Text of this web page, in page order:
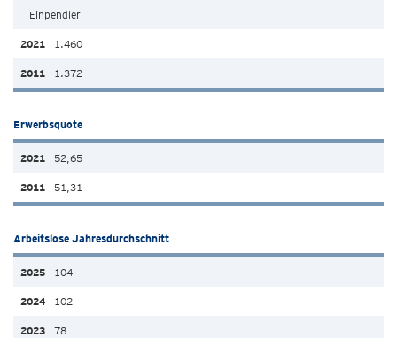
Einpendler
1.460
1.372
Erwerbsquote
52,65
51,31
Arbeitslose Jahresdurchschnitt
104
102
78